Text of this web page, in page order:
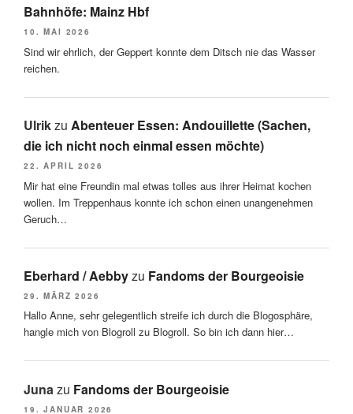
Bahnhöfe: Mainz Hbf
10. MAI 2026
Sind wir ehrlich, der Geppert konnte dem Ditsch nie das Wasser
reichen.
Ulrikzu Abenteuer Essen: Andouillette (Sachen,
die ich nicht noch einmal essen möchte)
22. APRIL 2026
Mir hat eine Freundin mal etwas tolles aus ihrer Heimat kochen
wollen. Im Treppenhaus konnte ich schon einen unangenehmen
Geruch…
Eberhard / Aebbyzu Fandoms der Bourgeoisie
29. MÄRZ 2026
Hallo Anne, sehr gelegentlich streife ich durch die Blogosphäre,
hangle mich von Blogroll zu Blogroll. So bin ich dann hier…
Junazu Fandoms der Bourgeoisie
19. JANUAR 2026